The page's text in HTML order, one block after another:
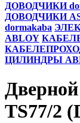
ДОВОДЧИКИ
ДОВОДЧИКИ
dormakaba
ABLOY
ЦИЛИНДРЫ
TS77/2